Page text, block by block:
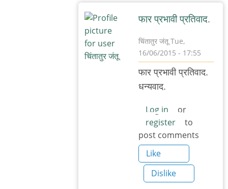
फार प्रभावी प्रतिवाद.
चिंतातुर जंतू Tue,
16/06/2015 - 17:55
In
reply
http://
by
अजो१२३
फार प्रभावी प्रतिवाद.
धन्यवाद.
Log in
or
register
to
post comments
Like
Dislike